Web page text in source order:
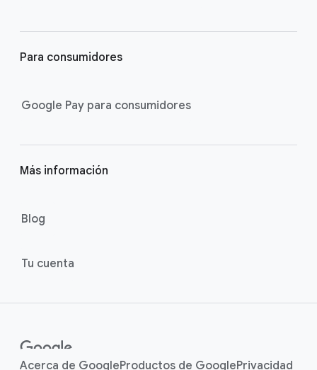
Para consumidores
Google Pay para consumidores
Más información
Blog
Tu cuenta
Acerca de GoogleProductos de GooglePrivacidad